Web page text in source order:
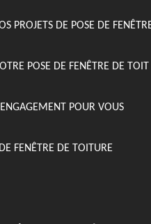
PROJETS DE POSE DE
POSE DE FENÊTRE DE TOIT
POUR VOUS
FENÊTRE DE TOITURE